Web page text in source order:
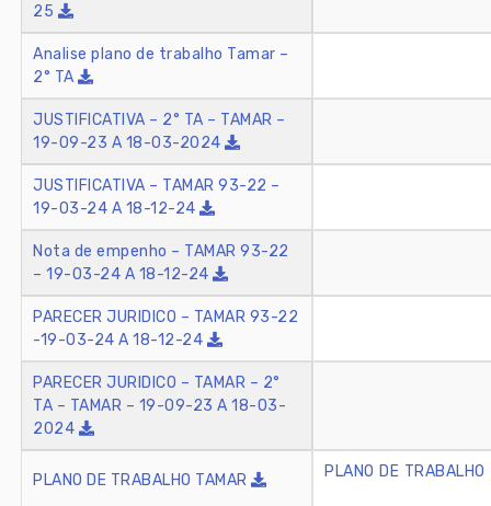
25
Analise plano de trabalho Tamar –
2° TA
JUSTIFICATIVA – 2° TA – TAMAR –
19-09-23 A 18-03-2024
JUSTIFICATIVA – TAMAR 93-22 –
19-03-24 A 18-12-24
Nota de empenho – TAMAR 93-22
– 19-03-24 A 18-12-24
PARECER JURIDICO – TAMAR 93-22
-19-03-24 A 18-12-24
PARECER JURIDICO – TAMAR – 2°
TA – TAMAR – 19-09-23 A 18-03-
2024
PLANO DE TRABALHO TAMAR PLANO DE